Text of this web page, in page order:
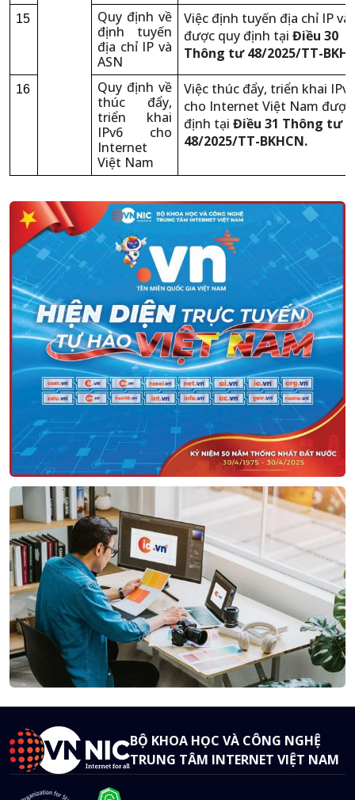
15
Quy định về
định tuyến
địa chỉ IP và
ASN
Việc định tuyến địa chỉ IP và
được quy định tại Điều 30
Thông tư 48/2025/TT-
16
Quy định về
thúc đẩy,
triển khai
IPv6 cho
Internet
Việt Nam
Việc thúc đẩy, triển khai IPv6
cho Internet Việt Nam
định tại Điều 31 Thông tư
48/2025/TT-BKHCN.
BỘ KHOA HỌC VÀ CÔNG NGHỆ
TRUNG TÂM INTERNET VIỆT NAM